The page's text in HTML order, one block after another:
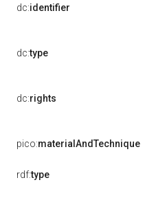
dc:identifier
dc:type
dc:rights
pico:materialAndTechnique
rdf:type